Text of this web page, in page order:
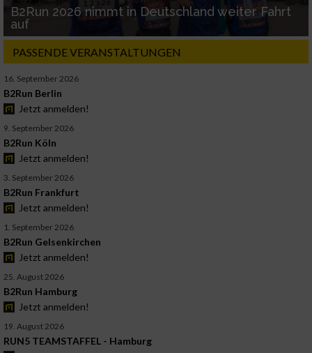
B2Run 2026 nimmt in Deutschland weiter Fahrt
auf
PASSENDE VERANSTALTUNGEN
16. September 2026
B2Run Berlin
Jetzt anmelden!
9. September 2026
B2Run Köln
Jetzt anmelden!
3. September 2026
B2Run Frankfurt
Jetzt anmelden!
1. September 2026
B2Run Gelsenkirchen
Jetzt anmelden!
25. August 2026
B2Run Hamburg
Jetzt anmelden!
19. August 2026
RUN5 TEAMSTAFFEL - Hamburg